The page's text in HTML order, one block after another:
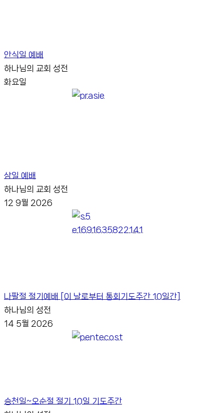
안식일 예배
하나님의 교회 성전
화요일
삼일 예배
하나님의 교회 성전
12 9월 2026
나팔절 절기예배 [이 날로부터 통회기도주간 10일간]
하나님의 성전
14 5월 2026
승천일~오순절 절기 10일 기도주간